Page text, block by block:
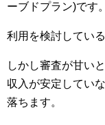
ーブドプラン)です。
利用を検討してい
しかし審査が甘い
収入が安定してい
落ちます。